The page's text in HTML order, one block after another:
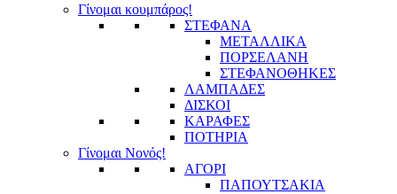
Γίνομαι κουμπάρος!
ΣΤΕΦΑΝΑ
ΜΕΤΑΛΛΙΚΑ
ΠΟΡΣΕΛΑΝΗ
ΣΤΕΦΑΝΟΘΗΚΕΣ
ΛΑΜΠΑΔΕΣ
ΔΙΣΚΟΙ
ΚΑΡΑΦΕΣ
ΠΟΤΗΡΙΑ
Γίνομαι Νονός!
ΑΓΟΡΙ
ΠΑΠΟΥΤΣΑΚΙΑ